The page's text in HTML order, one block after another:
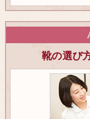
靴の選び